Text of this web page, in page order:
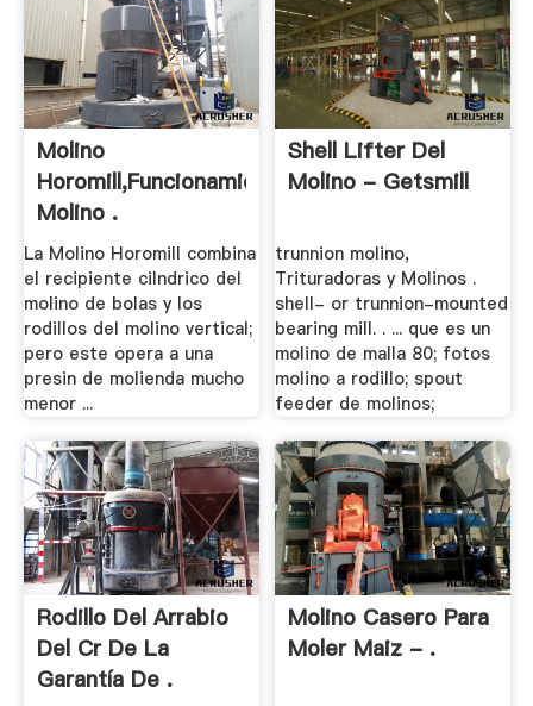
Molino
Horomill,Funcionamiento
Molino .
La Molino Horomill combina
el recipiente cilndrico del
molino de bolas y los
rodillos del molino vertical;
pero este opera a una
presin de molienda mucho
menor ...
Shell Lifter Del
Molino - Getsmill
trunnion molino,
Trituradoras y Molinos .
shell- or trunnion-mounted
bearing mill. . ... que es un
molino de malla 80; fotos
molino a rodillo; spout
feeder de molinos;
Rodillo Del Arrabio
Del Cr De La
Garantía De .
Molino Casero Para
Moler Maiz - .